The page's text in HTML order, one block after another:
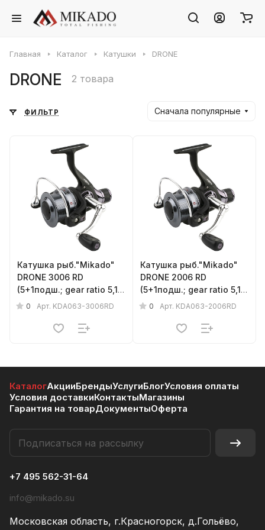
Главная Каталог Катушки DRONE
DRONE 2 товара
ФИЛЬТР Сначала популярные
Катушка рыб."Mikado"
DRONE 3006 RD
(5+1подш.; gear ratio 5,1
:1) 0 Арт. KDA063-3006RD
Катушка рыб."Mikado"
DRONE 2006 RD
(5+1подш.; gear ratio 5,1
:1) 0 Арт. KDA063-2006RD
КаталогАкцииБрендыУслугиБлогУсловия оплаты
Условия доставкиКонтактыМагазины
Гарантия на товарДокументыОферта
+7 495 562-31-64
info@mikado.su
Московская область, г.Красногорск, д.Гольёво,